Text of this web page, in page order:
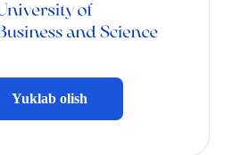
Yuklab olish